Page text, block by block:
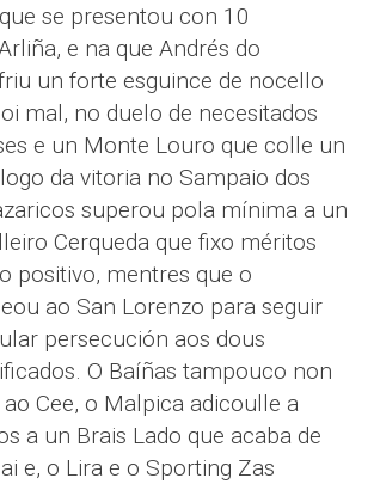
se presentou con 10
e na que Andrés do
un forte esguince de nocello
mal, no duelo de necesitados
e un Monte Louro que colle un
da vitoria no Sampaio dos
superou pola mínima a un
Cerqueda que fixo méritos
positivo, mentres que o
ao San Lorenzo para seguir
persecución aos dous
O Baíñas tampouco non
Cee, o Malpica adicoulle a
a un Brais Lado que acaba de
e, o Lira e o Sporting Zas